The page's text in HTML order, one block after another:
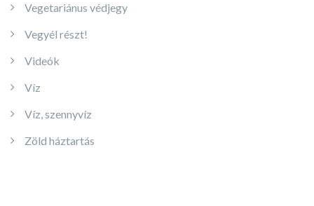
Vegetariánus védjegy
Vegyél részt!
Videók
Víz
Víz, szennyvíz
Zöld háztartás